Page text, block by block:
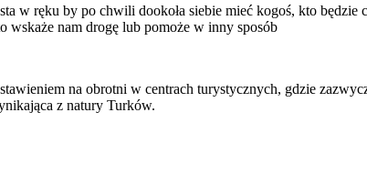
w ręku by po chwili dookoła siebie mieć kogoś, kto będzie
wskaże nam drogę lub pomoże w inny sposób
na obrotni w centrach turystycznych, gdzie
z natury Turków.